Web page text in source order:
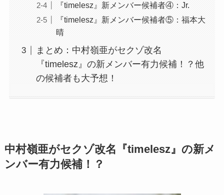
『timelesz』新メンバー候補者④：Jr.
『timelesz』新メンバー候補者⑤：福本大
晴
まとめ：中村嶺亜がセクゾ改名
『timelesz』の新メンバー有力候補！？他
の候補者も大予想！
中村嶺亜がセクゾ改名『timelesz』の新メ
ンバー有力候補！？